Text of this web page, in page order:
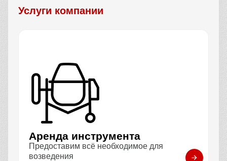
Услуги компании
Аренда инструмента
Предоставим всё необходимое для
возведения